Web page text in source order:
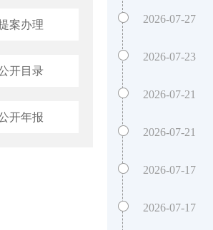
案办理
开目录
开年报
2026-07-27
2026-07-23
2026-07-21
2026-07-21
2026-07-17
2026-07-17